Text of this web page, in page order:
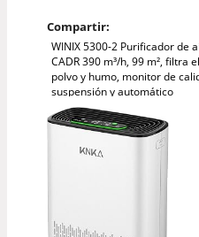
Compartir:
WINIX 5300-2 Purificador de
CADR 390 m³/h, 99 m², filtra
polvo y humo, monitor de
suspensión y automático